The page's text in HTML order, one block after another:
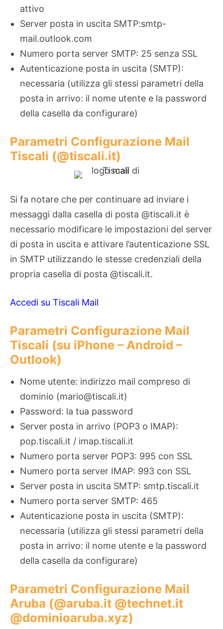
attivo
Server posta in uscita SMTP:smtp-
mail.outlook.com
Numero porta server SMTP: 25 senza SSL
Autenticazione posta in uscita (SMTP):
necessaria (utilizza gli stessi parametri della
posta in arrivo: il nome utente e la password
della casella da configurare)
Parametri Configurazione Mail
Tiscali (@tiscali.it)
Si fa notare che per continuare ad inviare i
messaggi dalla casella di posta @tiscali.it è
necessario modificare le impostazioni del server
di posta in uscita e attivare l’autenticazione SSL
in SMTP utilizzando le stesse credenziali della
propria casella di posta @tiscali.it.
Accedi su Tiscali Mail
Parametri Configurazione Mail
Tiscali (su iPhone – Android –
Outlook)
Nome utente: indirizzo mail compreso di
dominio (mario@tiscali.it)
Password: la tua password
Server posta in arrivo (POP3 o IMAP):
pop.tiscali.it / imap.tiscali.it
Numero porta server POP3: 995 con SSL
Numero porta server IMAP: 993 con SSL
Server posta in uscita SMTP: smtp.tiscali.it
Numero porta server SMTP: 465
Autenticazione posta in uscita (SMTP):
necessaria (utilizza gli stessi parametri della
posta in arrivo: il nome utente e la password
della casella da configurare)
Parametri Configurazione Mail
Aruba (@aruba.it @technet.it
@dominioaruba.xyz)